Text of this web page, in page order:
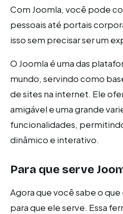
Com Joomla, você pode
pessoais até portais
isso sem precisar ser um
O Joomla é uma das
mundo, servindo como
de sites na internet. Ele
amigável e uma grande
funcionalidades,
dinâmico e interativo.
Para que serve
Agora que você sabe o
para que ele serve. Essa